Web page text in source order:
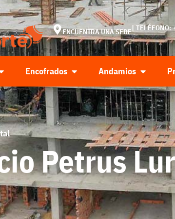
ENCUENTRA UNA SEDE|
Encofrados Andamios
Petrus